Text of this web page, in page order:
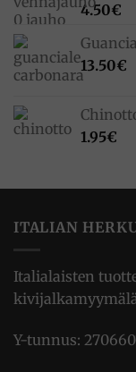
4.50€
13.50€
1.95€
ITALIAN
Italialaisten
Y-tunnus: